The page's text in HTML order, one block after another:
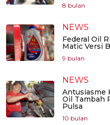
8 bulan
NEWS
Federal Oil
Matic Versi
9 bulan
NEWS
Antusiasme
Oil Tambah
Pulsa
10 bulan